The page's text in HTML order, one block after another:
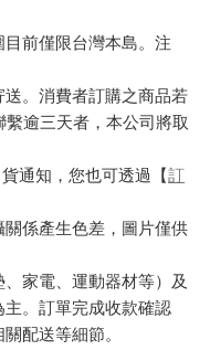
前僅限台灣本島。注
。消費者訂購之商品若
逾三天者，本公司將取
通知，您也可透過【訂
係產生色差，圖片僅供
家電、運動器材等）及
。訂單完成收款確認
配送等細節。